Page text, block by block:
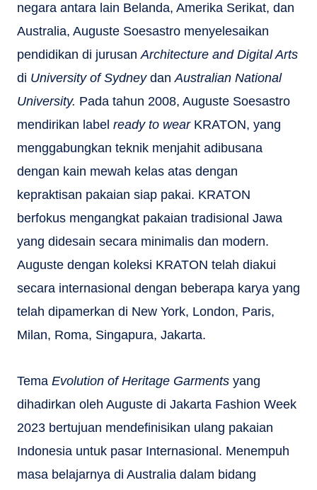
negara antara lain Belanda, Amerika Serikat, dan
Australia, Auguste Soesastro menyelesaikan
pendidikan di jurusanArchitecture and Digital Arts
di University of Sydneydan Australian National
University. Pada tahun 2008, Auguste Soesastro
mendirikan label ready to wear KRATON, yang
menggabungkan teknik menjahit adibusana
dengan kain mewah kelas atas dengan
kepraktisan pakaian siap pakai. KRATON
berfokus mengangkat pakaian tradisional Jawa
yang didesain secara minimalis dan modern.
Auguste dengan koleksi KRATON telah diakui
secara internasional dengan beberapa karya yang
telah dipamerkan di New York, London, Paris,
Milan, Roma, Singapura, Jakarta.
Tema Evolution of Heritage Garments yang
dihadirkan oleh Auguste di Jakarta Fashion Week
2023 bertujuan mendefinisikan ulang pakaian
Indonesia untuk pasar Internasional. Menempuh
masa belajarnya di Australia dalam bidang